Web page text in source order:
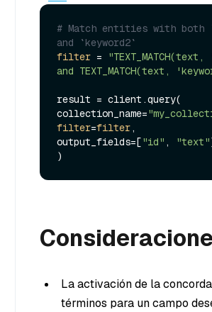
# Match entities with both
and `keyword2`
filter =
and TEXT_MATCH(text,
result = client.query(
collection_name=
filter=filter,
output_fields=["id" , "text"
La activación de la
términos para un campo